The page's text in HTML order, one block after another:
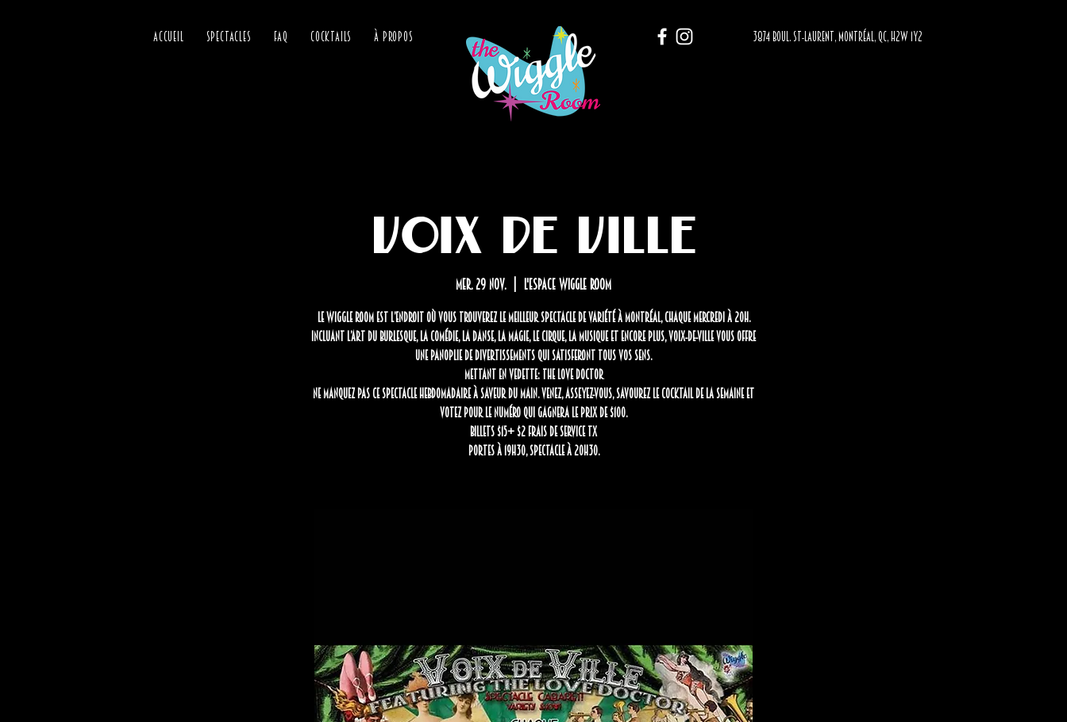
ACCUEIL SPECTACLES FAQ COCKTAILS À PROPOS 3874 BOUL. ST-LAURENT, MONTRÉAL, QC, H2W 1Y2
Voix de Ville
mer. 29 nov.
  |
L'Espace Wiggle Room
Le Wiggle Room est l’endroit où vous trouverez LE meilleur spectacle de variété à Montréal, chaque mercredi à 20h.
Incluant l’art du burlesque, la comédie, la danse, la magie, le cirque, la musique et encore plus, Voix-de-Ville vous offre
une panoplie de divertissements qui satisferont tous vos sens.
Mettant en vedette: The Love Doctor
Ne manquez pas ce spectacle hebdomadaire à saveur du Main. Venez, asseyez-vous, savourez le cocktail de la semaine et
votez pour le numéro qui gagnera le prix de $100.
Billets $15+ $2 frais de service tx
Portes à 19h30, spectacle à 20h30.